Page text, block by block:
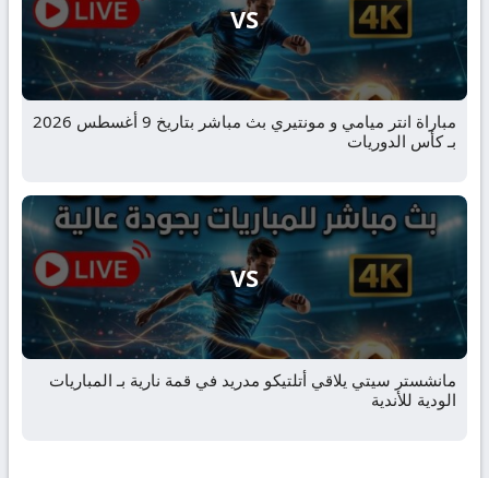
VS
مباراة انتر ميامي و مونتيري بث مباشر بتاريخ 9 أغسطس 2026
بـ كأس الدوريات
VS
مانشستر سيتي يلاقي أتلتيكو مدريد في قمة نارية بـ المباريات
الودية للأندية